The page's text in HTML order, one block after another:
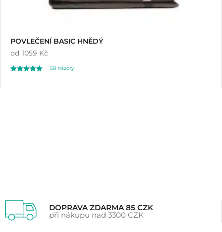
POVLEČENÍ BASIC HNĚDÝ
od 1059 Kč
58 názory
DOPRAVA ZDARMA 85 CZK
při nákupu nad 3300 CZK